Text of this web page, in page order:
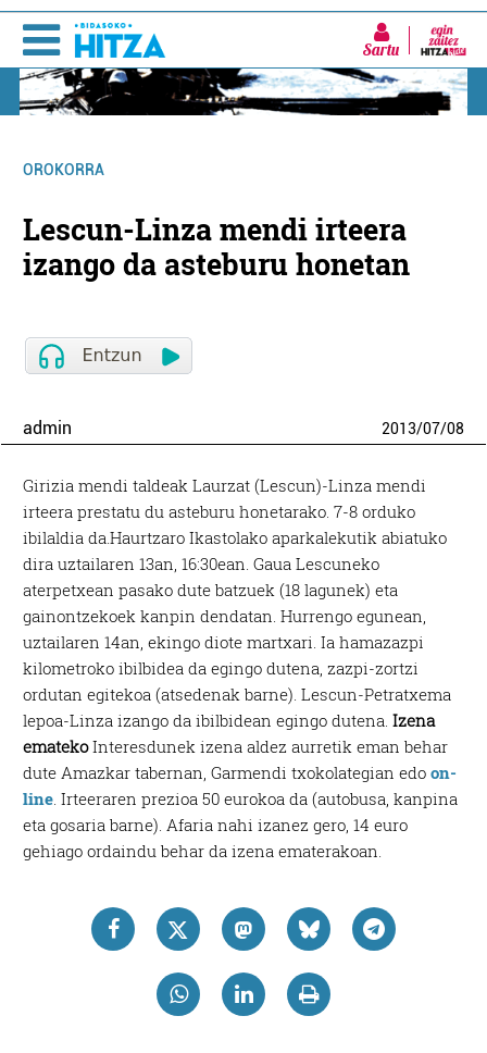
Sartu
OROKORRA
Lescun-Linza mendi irteera
izango da asteburu honetan
admin 2013/07/08
Girizia mendi taldeak Laurzat (Lescun)-Linza mendi
irteera prestatu du asteburu honetarako. 7-8 orduko
ibilaldia da.Haurtzaro Ikastolako aparkalekutik abiatuko
dira uztailaren 13an, 16:30ean. Gaua Lescuneko
aterpetxean pasako dute batzuek (18 lagunek) eta
gainontzekoek kanpin dendatan. Hurrengo egunean,
uztailaren 14an, ekingo diote martxari. Ia hamazazpi
kilometroko ibilbidea da egingo dutena, zazpi-zortzi
ordutan egitekoa (atsedenak barne). Lescun-Petratxema
lepoa-Linza izango da ibilbidean egingo dutena.Izena
ematekoInteresdunek izena aldez aurretik eman behar
dute Amazkar tabernan, Garmendi txokolategian edoon-
line . Irteeraren prezioa 50 eurokoa da (autobusa, kanpina
eta gosaria barne). Afaria nahi izanez gero, 14 euro
gehiago ordaindu behar da izena ematerakoan.